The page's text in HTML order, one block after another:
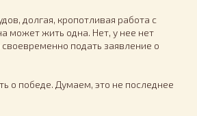
долгая, кропотливая работа с
может жить одна. Нет, у нее нет
подать заявление о
о победе. Думаем, это не последнее